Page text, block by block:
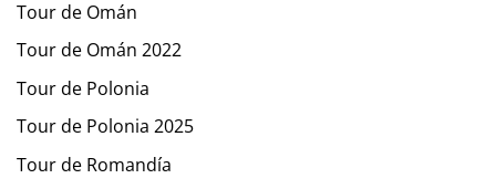
Tour de Omán
Tour de Omán 2022
Tour de Polonia
Tour de Polonia 2025
Tour de Romandía